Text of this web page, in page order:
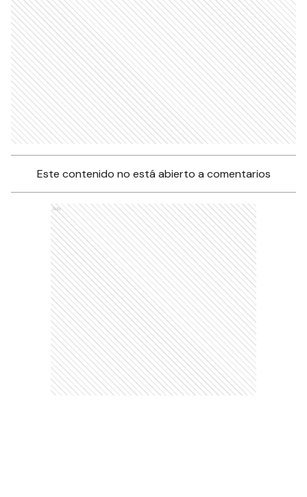
Este contenido no está abierto a comentarios
Ads